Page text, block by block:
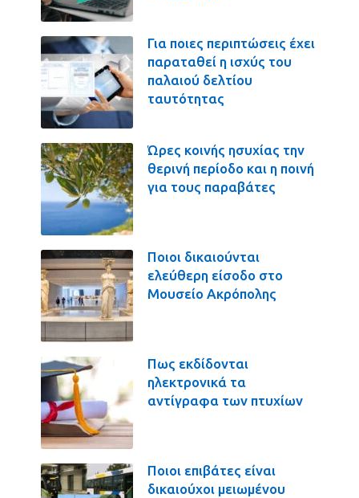
Για ποιες περιπτώσεις έχει
παραταθεί η ισχύς του
παλαιού δελτίου
ταυτότητας
Ώρες κοινής ησυχίας την
θερινή περίοδο και η ποινή
για τους παραβάτες
Ποιοι δικαιούνται
ελεύθερη είσοδο στο
Μουσείο Ακρόπολης
Πως εκδίδονται
ηλεκτρονικά τα
αντίγραφα των πτυχίων
Ποιοι επιβάτες είναι
δικαιούχοι μειωμένου